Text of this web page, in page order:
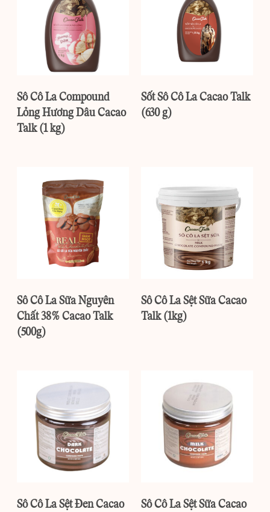
Sô Cô La Compound
Lỏng Hương Dâu Cacao
Talk (1 kg)
Sốt Sô Cô La Cacao Talk
(630 g)
Sô Cô La Sữa Nguyên
Chất 38% Cacao Talk
(500g)
Sô Cô La Sệt Sữa Cacao
Talk (1kg)
Sô Cô La Sệt Đen Cacao
Sô Cô La Sệt Sữa Cacao